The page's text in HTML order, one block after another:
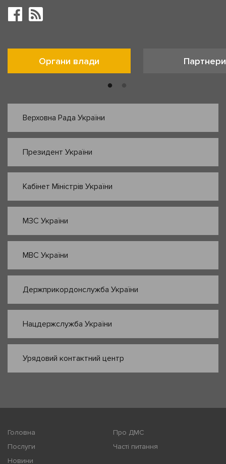
Органи влади Партнери
Верховна Рада України
Президент України
Кабінет Міністрів України
МЗС України
МВС України
Держприкордонслужба України
Нацдержслужба України
Урядовий контактний центр
Головна
Про ДМС
Послуги
Часті питання
Новини